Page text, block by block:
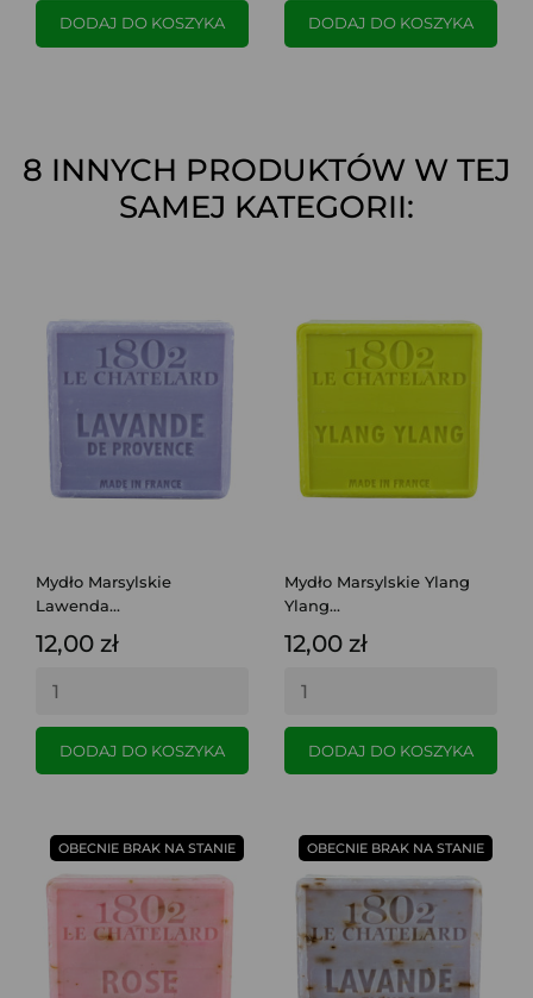
DODAJ DO KOSZYKA DODAJ DO KOSZYKA
8 INNYCH PRODUKTÓW W TEJ
SAMEJ KATEGORII:
Mydło Marsylskie
Lawenda...
12,00 zł
DODAJ DO KOSZYKA
Mydło Marsylskie Ylang
Ylang...
12,00 zł
DODAJ DO KOSZYKA
OBECNIE BRAK NA STANIE OBECNIE BRAK NA STANIE